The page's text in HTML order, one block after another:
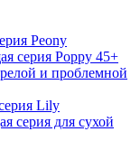
Peony
серия Poppy 45+
и проблемной
Lily
серия для сухой